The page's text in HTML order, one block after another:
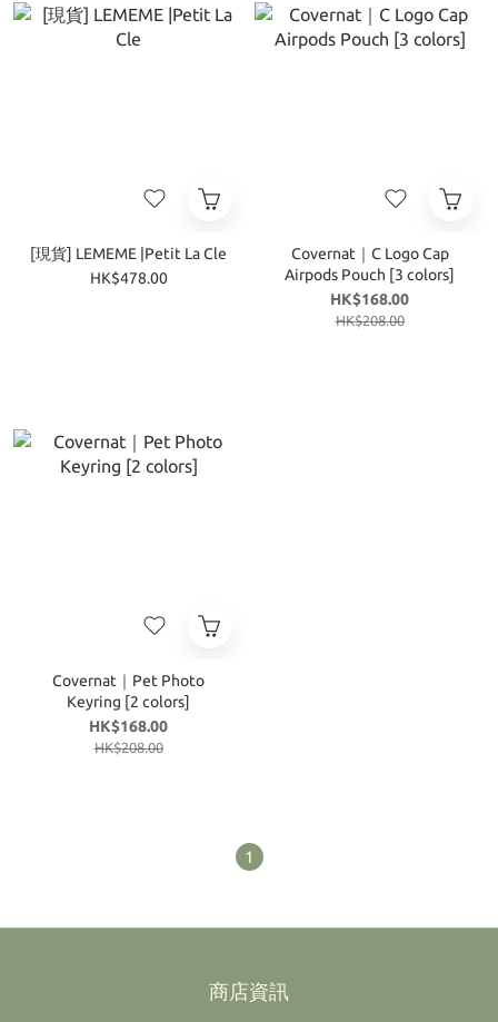
[現貨] LEMEME |Petit La Cle
HK$478.00
Covernat｜C Logo Cap
Airpods Pouch [3 colors]
HK$168.00
HK$208.00
Covernat｜Pet Photo
Keyring [2 colors]
HK$168.00
HK$208.00
1
商店資訊